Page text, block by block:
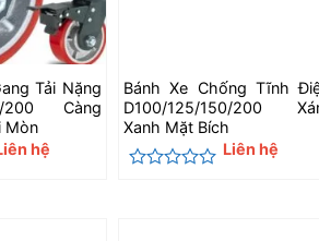
Tải Nặng
200 Càng
Mòn
hệ
Bánh Xe Chống Tĩnh
D100/125/150/200
Xanh Mặt Bích
Liên hệ